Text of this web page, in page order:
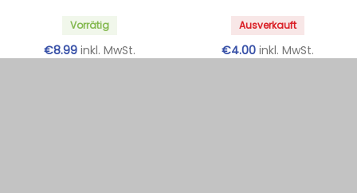
Vorrätig
€8.99 inkl. MwSt.
Ausverkauft
€4.00 inkl. MwSt.